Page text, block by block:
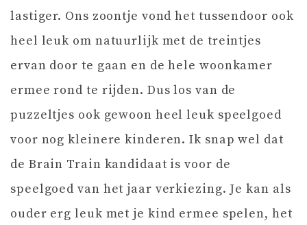
lastiger. Ons zoontje vond het tussendoor ook
heel leuk om natuurlijk met de treintjes
ervan door te gaan en de hele woonkamer
ermee rond te rijden. Dus los van de
puzzeltjes ook gewoon heel leuk speelgoed
voor nog kleinere kinderen. Ik snap wel dat
de Brain Train kandidaat is voor de
speelgoed van het jaar verkiezing. Je kan als
ouder erg leuk met je kind ermee spelen, het